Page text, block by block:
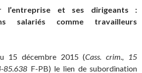
l’entreprise et ses dirigeants :
salariés comme travailleurs
15 décembre 2015 (Cass. crim., 15
85.638 F-PB) le lien de subordination